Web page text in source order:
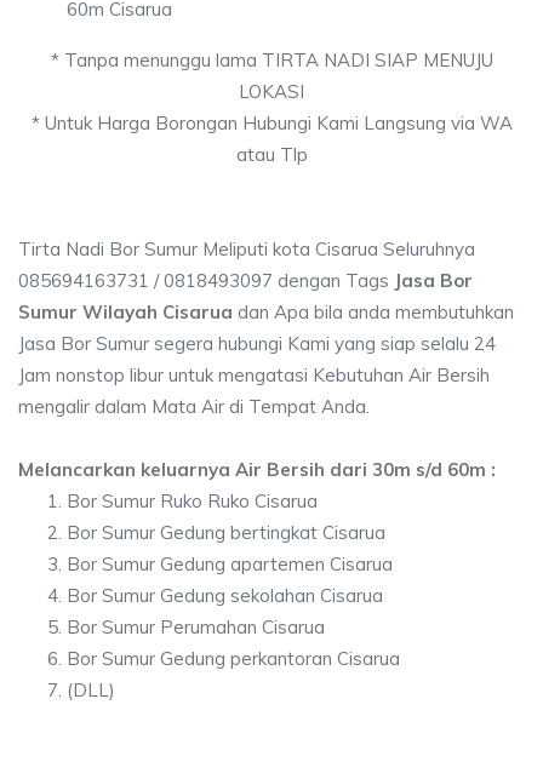
60m Cisarua
* Tanpa menunggu lama TIRTA NADI SIAP MENUJU
LOKASI
* Untuk Harga Borongan Hubungi Kami Langsung via WA
atau Tlp
Tirta Nadi Bor Sumur Meliputi kota Cisarua Seluruhnya
085694163731 / 0818493097 dengan Tags Jasa Bor
Sumur Wilayah Cisarua dan Apa bila anda membutuhkan
Jasa Bor Sumur segera hubungi Kami yang siap selalu 24
Jam nonstop libur untuk mengatasi Kebutuhan Air Bersih
mengalir dalam Mata Air di Tempat Anda.
Melancarkan keluarnya Air Bersih dari 30m s/d 60m :
Bor Sumur Ruko Ruko Cisarua
Bor Sumur Gedung bertingkat Cisarua
Bor Sumur Gedung apartemen Cisarua
Bor Sumur Gedung sekolahan Cisarua
Bor Sumur Perumahan Cisarua
Bor Sumur Gedung perkantoran Cisarua
(DLL)